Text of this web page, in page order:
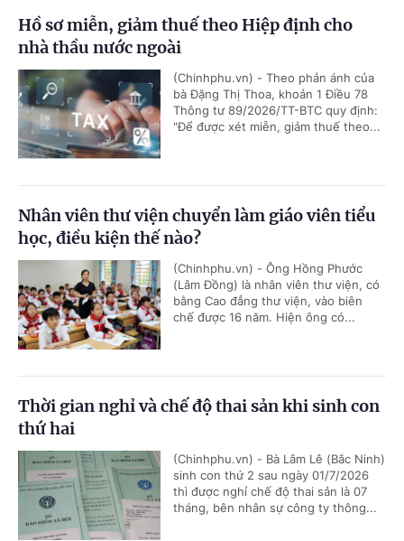
Hồ sơ miễn, giảm thuế theo Hiệp định cho
nhà thầu nước ngoài
(Chinhphu.vn) - Theo phản ánh của
bà Đặng Thị Thoa, khoản 1 Điều 78
Thông tư 89/2026/TT-BTC quy định:
"Để được xét miễn, giảm thuế theo...
Nhân viên thư viện chuyển làm giáo viên tiểu
học, điều kiện thế nào?
(Chinhphu.vn) - Ông Hồng Phước
(Lâm Đồng) là nhân viên thư viện, có
bằng Cao đẳng thư viện, vào biên
chế được 16 năm. Hiện ông có...
Thời gian nghỉ và chế độ thai sản khi sinh con
thứ hai
(Chinhphu.vn) - Bà Lâm Lê (Bắc Ninh)
sinh con thứ 2 sau ngày 01/7/2026
thì được nghỉ chế độ thai sản là 07
tháng, bên nhân sự công ty thông...